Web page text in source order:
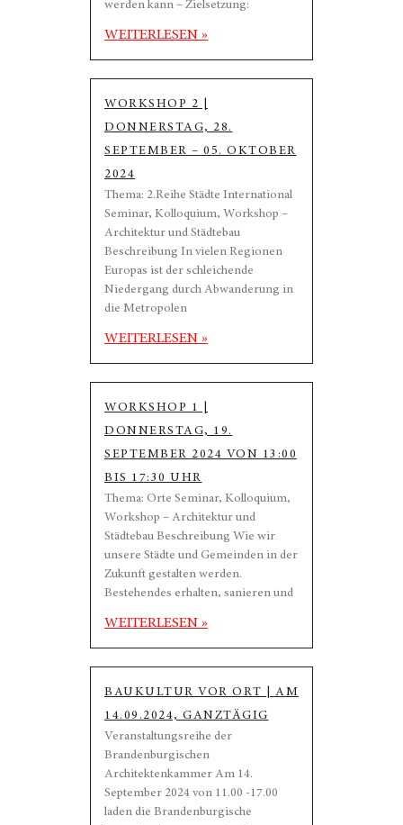
werden kann – Zielsetzung:
WEITERLESEN »
WORKSHOP 2 |
DONNERSTAG, 28.
SEPTEMBER – 05. OKTOBER
2024
Thema: 2.Reihe Städte International
Seminar, Kolloquium, Workshop –
Architektur und Städtebau
Beschreibung In vielen Regionen
Europas ist der schleichende
Niedergang durch Abwanderung in
die Metropolen
WEITERLESEN »
WORKSHOP 1 |
DONNERSTAG, 19.
SEPTEMBER 2024 VON 13:00
BIS 17:30 UHR
Thema: Orte Seminar, Kolloquium,
Workshop – Architektur und
Städtebau Beschreibung Wie wir
unsere Städte und Gemeinden in der
Zukunft gestalten werden.
Bestehendes erhalten, sanieren und
WEITERLESEN »
BAUKULTUR VOR ORT | AM
14.09.2024, GANZTÄGIG
Veranstaltungsreihe der
Brandenburgischen
Architektenkammer Am 14.
September 2024 von 11.00 -17.00
laden die Brandenburgische